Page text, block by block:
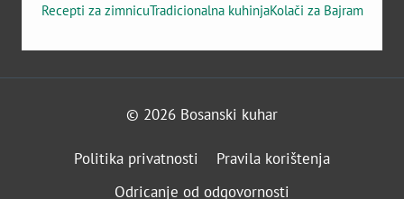
Recepti za zimnicuTradicionalna kuhinjaKolači za Bajram
© 2026 Bosanski kuhar
Politika privatnosti
Pravila korištenja
Odricanje od odgovornosti